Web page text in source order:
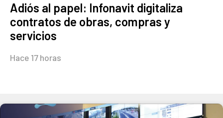
Adiós al papel: Infonavit digitaliza
contratos de obras, compras y
servicios
Hace 17 horas